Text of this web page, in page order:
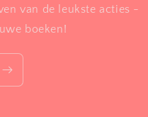
van de leukste acties -
boeken!